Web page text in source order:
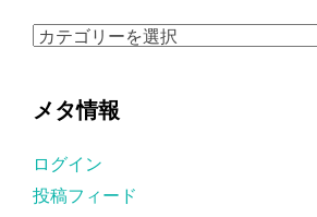
ブ
カ
ー
メタ情報
ログイン
投稿フィード